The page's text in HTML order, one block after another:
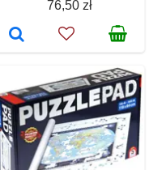
76,50 zł